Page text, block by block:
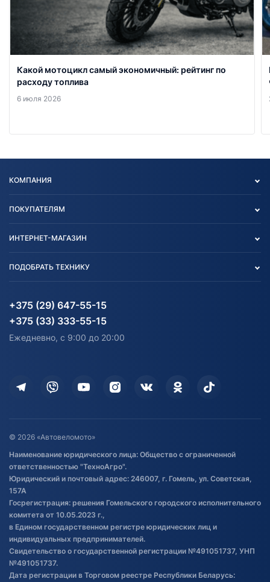
Какой мотоцикл самый экономичный: рейтинг по
расходу топлива
6 июля 2026
КОМПАНИЯ
Блог
Карта сайта
ПОКУПАТЕЛЯМ
Согласие на обработку
Информация до получения
согласия на обработку
Дополнительные услуги
Оставить отзыв
Договор публичной оферты
Обработка файлов cookie
Постановка транспорта на учет
Обновления в ЭПТС 2024
ИНТЕРНЕТ-МАГАЗИН
Агротехника
Водный транспорт
Электротранспорт
ПОДОБРАТЬ ТЕХНИКУ
Агротехника
Электротранспорт
+375 (29) 647-55-15
+375 (33) 333-55-15
Ежедневно, с 9:00 до 20:00
© 2026 «Автовеломото»
Наименование юридического лица: Общество с ограниченной
ответственностью "ТехноАгро".
Юридический и почтовый адрес: 246007, г. Гомель, ул. Советская,
157А
Госрегистрация: решения Гомельского городского исполнительного
комитета от 10.05.2023 г.,
в Едином государственном регистре юридических лиц и
индивидуальных предпринимателей.
Свидетельство о государственной регистрации №491051737, УНП
№491051737.
Дата регистрации в Торговом реестре Республики Беларусь: